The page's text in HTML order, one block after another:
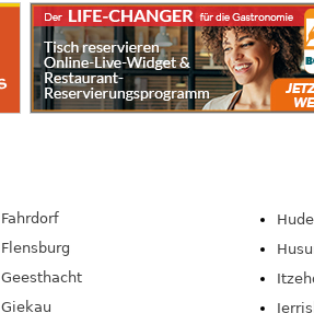
Fahrdorf
Flensburg
Geesthacht
Giekau